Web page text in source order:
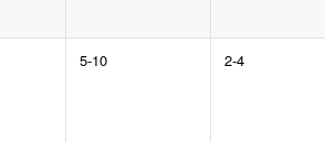
5-10 2-4